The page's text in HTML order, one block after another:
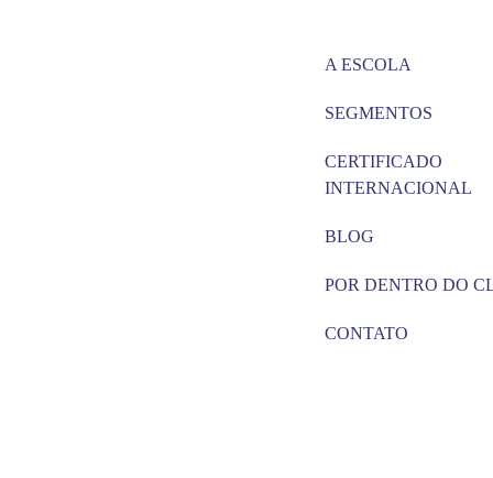
A ESCOLA
SEGMENTOS
CERTIFICADO
INTERNACIONAL
BLOG
POR DENTRO DO
CONTATO